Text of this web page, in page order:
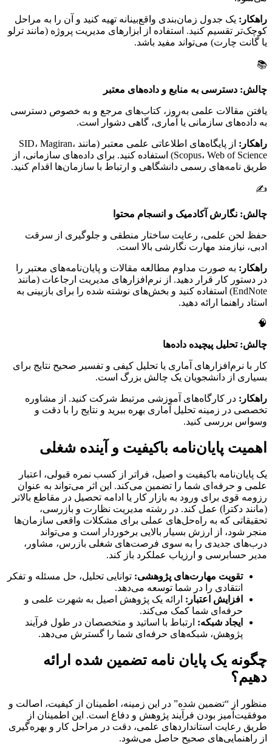
راهکار: یک جدول زمان‌بندی واقع‌بینانه تهیه کنید و آن را به مراحل
کوچک‌تر تقسیم کنید. استفاده از ابزارهای مدیریت پروژه (مانند ترلو
یا گانت چارت) می‌تواند مفید باشد.
📚
چالش: دسترسی به منابع و داده‌های معتبر
یافتن مقالات علمی به‌روز، کتاب‌های مرجع و به خصوص دسترسی
به داده‌های سازمانی یا آماری، گاهی دشوار است.
راهکار:
از پایگاه‌های اطلاعاتی علمی معتبر (مانند SID، Magiran،
Scopus، Web of Science) استفاده کنید. برای داده‌های سازمانی، از
طریق نامه‌های رسمی دانشگاهی و ارتباط با سازمان‌ها اقدام کنید.
✍️
چالش: نگارش آکادمیک و انسجام محتوا
حفظ لحن علمی، رعایت ساختار منطقی و جلوگیری از سرقت
ادبی، نیازمند مهارت نگارشی بالا است.
راهکار: به صورت مداوم مطالعه مقالات و پایان‌نامه‌های معتبر را
در دستور کار قرار دهید. از نرم‌افزارهای مدیریت ارجاعات (مانند
EndNote) استفاده کنید و بخش‌های نوشته شده را برای بازبینی به
استاد راهنما ارائه دهید.
🧠
چالش: تحلیل پیچیده داده‌ها
کار با نرم‌افزارهای آماری یا تحلیل کیفی و تفسیر صحیح نتایج برای
بسیاری از دانشجویان یک چالش بزرگ است.
راهکار: در کارگاه‌های آموزشی مرتبط شرکت کنید. از مشاوره
تخصصی در زمینه تحلیل آماری بهره ببرید و نتایج را با دقت و
وسواس بررسی کنید.
اهمیت پایان‌نامه باکیفیت و آینده شغلی
یک پایان‌نامه باکیفیت و اصیل، فراتر از کسب نمره قبولی، اعتبار
علمی و حرفه‌ای شما را تضمین می‌کند. این اثر می‌تواند به عنوان
رزومه قوی برای ورود به بازار کار یا ادامه تحصیل در مقاطع بالاتر
(مانند دکترا) عمل کند. در رشته مدیریت نظارت و بازرسی،
تحقیقاتی که به راه‌حل‌های عملی برای مشکلات واقعی سازمان‌ها
منجر شود، از ارزش بسیار بالایی برخوردار است و می‌تواند
درب‌های جدیدی را به سوی فرصت‌های شغلی بازرس، مشاور،
مدیر حسابرسی و ارزیاب عملکرد باز کند.
تقویت مهارت‌های پژوهشی: توانایی تحلیل، حل مسئله و تفکر
انتقادی را در شما توسعه می‌دهد.
افزایش اعتبار: ارائه یک پژوهش اصیل به شهرت علمی و
حرفه‌ای شما کمک می‌کند.
ایجاد شبکه: ارتباط با اساتید و متخصصان در طول فرآیند
پژوهش، شبکه‌های حرفه‌ای شما را گسترش می‌دهد.
چگونه یک پایان نامه تضمین شده ارائه
دهیم؟
منظور از “تضمین شده” در این زمینه، اطمینان از کیفیت، اصالت و
موفقیت‌آمیز بودن فرآیند پژوهش و دفاع است. این اطمینان از
طریق رعایت استانداردهای علمی، دقت در مراحل کار و بهره‌گیری
از راهنمایی‌های صحیح حاصل می‌شود.